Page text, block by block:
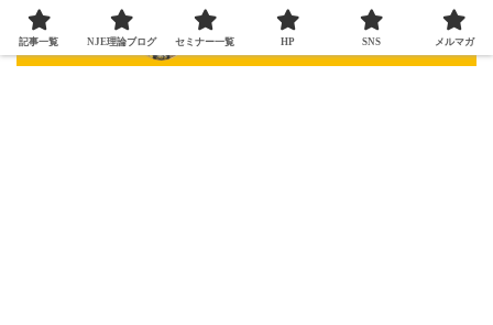
記事一覧 NJE理論ブログ セミナー一覧 HP SNS メルマガ